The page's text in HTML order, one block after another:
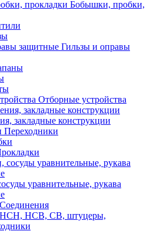
Бобышки, пробки,
Гильзы и оправы
Отборные устройства
закладные конструкции
Переходники
уравнительные, рукава
Соединения